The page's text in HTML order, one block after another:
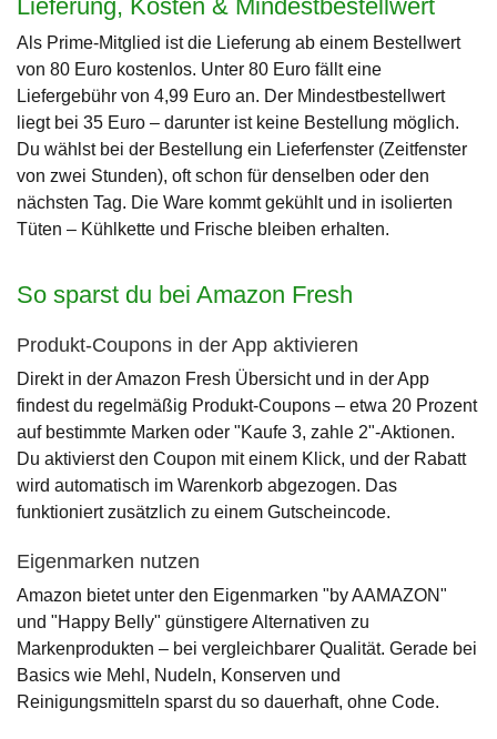
Lieferung, Kosten & Mindestbestellwert
Als Prime-Mitglied ist die Lieferung ab einem Bestellwert
von 80 Euro kostenlos. Unter 80 Euro fällt eine
Liefergebühr von 4,99 Euro an. Der Mindestbestellwert
liegt bei 35 Euro – darunter ist keine Bestellung möglich.
Du wählst bei der Bestellung ein Lieferfenster (Zeitfenster
von zwei Stunden), oft schon für denselben oder den
nächsten Tag. Die Ware kommt gekühlt und in isolierten
Tüten – Kühlkette und Frische bleiben erhalten.
So sparst du bei Amazon Fresh
Produkt-Coupons in der App aktivieren
Direkt in der Amazon Fresh Übersicht und in der App
findest du regelmäßig Produkt-Coupons – etwa 20 Prozent
auf bestimmte Marken oder "Kaufe 3, zahle 2"-Aktionen.
Du aktivierst den Coupon mit einem Klick, und der Rabatt
wird automatisch im Warenkorb abgezogen. Das
funktioniert zusätzlich zu einem Gutscheincode.
Eigenmarken nutzen
Amazon bietet unter den Eigenmarken "by AAMAZON"
und "Happy Belly" günstigere Alternativen zu
Markenprodukten – bei vergleichbarer Qualität. Gerade bei
Basics wie Mehl, Nudeln, Konserven und
Reinigungsmitteln sparst du so dauerhaft, ohne Code.